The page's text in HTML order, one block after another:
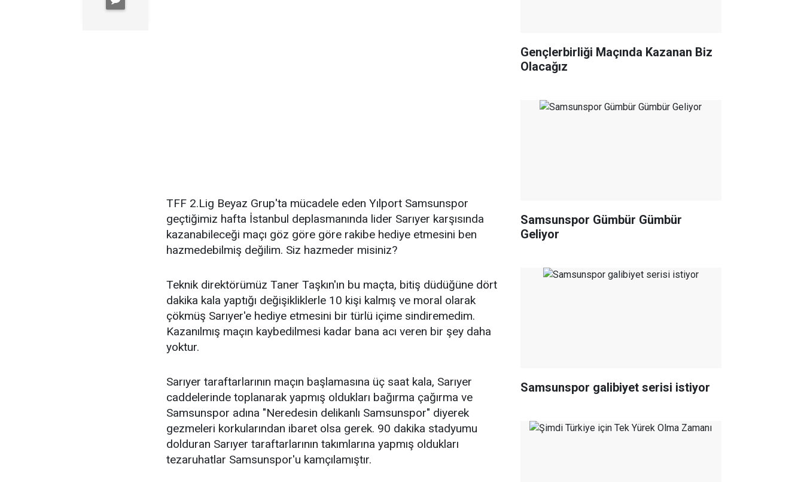
TFF 2.Lig Beyaz Grup'ta mücadele eden Yılport Samsunspor
geçtiğimiz hafta İstanbul deplasmanında lider Sarıyer karşısında
kazanabileceği maçı göz göre göre rakibe hediye etmesini ben
hazmedebilmiş değilim. Siz hazmeder misiniz?
Teknik direktörümüz Taner Taşkın'ın bu maçta, bitiş düdüğüne dört
dakika kala yaptığı değişikliklerle 10 kişi kalmış ve moral olarak
çökmüş Sarıyer'e hediye etmesini bir türlü içime sindiremedim.
Kazanılmış maçın kaybedilmesi kadar bana acı veren bir şey daha
yoktur.
Sarıyer taraftarlarının maçın başlamasına üç saat kala, Sarıyer
caddelerinde toplanarak yapmış oldukları bağırma çağırma ve
Samsunspor adına "Neredesin delikanlı Samsunspor" diyerek
gezmeleri korkularından ibaret olsa gerek. 90 dakika stadyumu
dolduran Sarıyer taraftarlarının takımlarına yapmış oldukları
tezaruhatlar Samsunspor'u kamçılamıştır.
Gençlerbirliği Maçında Kazanan Biz
Olacağız
Samsunspor Gümbür Gümbür
Geliyor
Samsunspor galibiyet serisi istiyor